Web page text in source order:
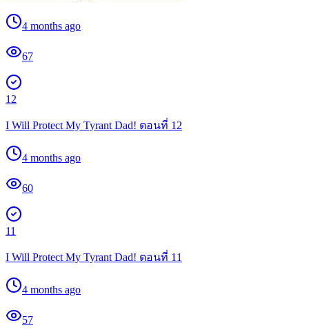
4 months ago
67
12
I Will Protect My Tyrant Dad! ตอนที่ 12
4 months ago
60
11
I Will Protect My Tyrant Dad! ตอนที่ 11
4 months ago
57